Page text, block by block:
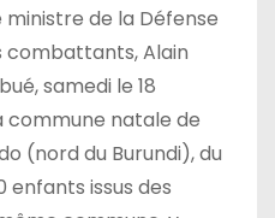
ministre de la Défense
combattants, Alain
samedi le 18
commune natale de
(nord du Burundi), du
enfants issus des